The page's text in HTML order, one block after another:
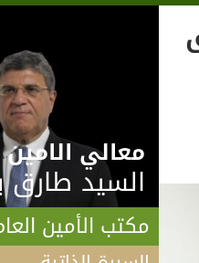
معالي الامين
السيد طارق
مكتب الأمين